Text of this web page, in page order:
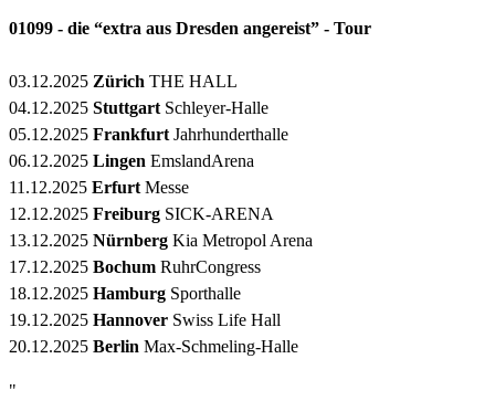
01099 - die “extra aus Dresden angereist” - Tour
03.12.2025 Zürich THE HALL
04.12.2025 Stuttgart Schleyer-Halle
05.12.2025 Frankfurt Jahrhunderthalle
06.12.2025 Lingen EmslandArena
11.12.2025 Erfurt Messe
12.12.2025 Freiburg SICK-ARENA
13.12.2025 Nürnberg Kia Metropol Arena
17.12.2025 Bochum RuhrCongress
18.12.2025 Hamburg Sporthalle
19.12.2025 Hannover Swiss Life Hall
20.12.2025 Berlin Max-Schmeling-Halle
"